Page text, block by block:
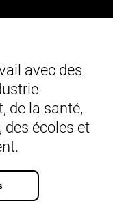
avec des
de la santé,
des écoles et